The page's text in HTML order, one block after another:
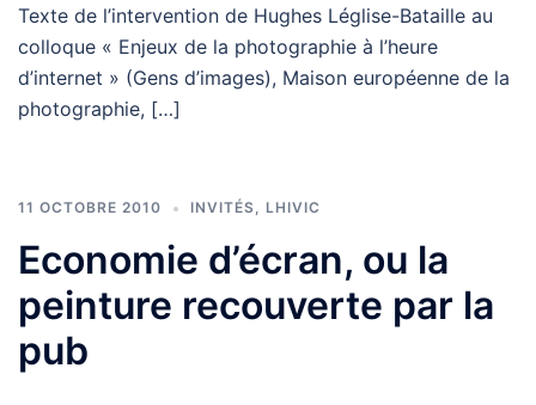
Texte de l’intervention de Hughes Léglise-Bataille au
colloque « Enjeux de la photographie à l’heure
d’internet » (Gens d’images), Maison européenne de la
photographie, […]
11 OCTOBRE 2010 INVITÉS, LHIVIC
Economie d’écran, ou la
peinture recouverte par la
pub